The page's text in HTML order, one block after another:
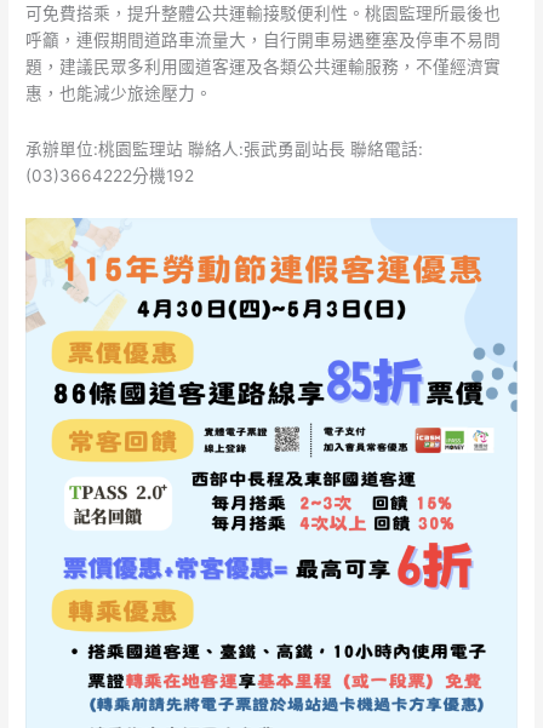
可免費搭乘，提升整體公共運輸接駁便利性。桃園監理所最後也
呼籲，連假期間道路車流量大，自行開車易遇壅塞及停車不易問
題，建議民眾多利用國道客運及各類公共運輸服務，不僅經濟實
惠，也能減少旅途壓力。
承辦單位:桃園監理站 聯絡人:張武勇副站長 聯絡電話:
(03)3664222分機192